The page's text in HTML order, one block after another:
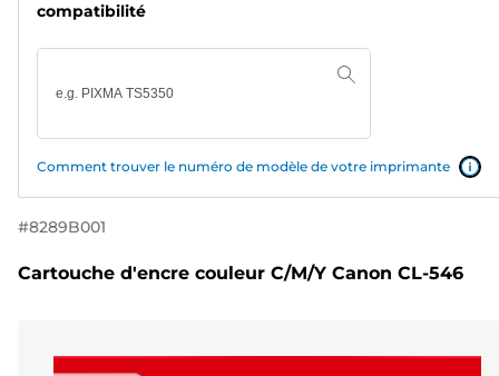
compatibilité
Comment trouver le numéro de modèle de votre imprimante
#8289B001
Cartouche d'encre couleur C/M/Y Canon CL-546